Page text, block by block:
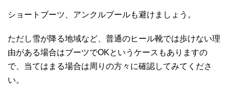
ショートブーツ、アンクルブールも避けましょう。
ただし雪が降る地域など、普通のヒール靴では歩けない理
由がある場合はブーツでOKというケースもありますの
で、当てはまる場合は周りの方々に確認してみてくださ
い。